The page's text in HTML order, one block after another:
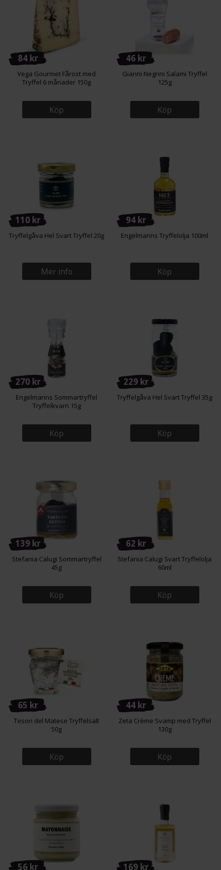
84 kr
Vega Gourmet Fårost med
Tryffel 6 månader 150g
Köp
46 kr
Gianni Negrini Salami Tryffel
125g
Köp
110 kr
Tryffelgåva Hel Svart Tryffel 20g
Mer info
94 kr
Engelmanns Tryffelolja 100ml
Köp
270 kr
Engelmanns Sommartryffel
Tryffelkvarn 15g
Köp
229 kr
Tryffelgåva Hel Svart Tryffel 35g
Köp
139 kr
Stefania Calugi Sommartryffel
45g
Köp
62 kr
Stefania Calugi Svart Tryffelolja
60ml
Köp
65 kr
Tesori del Matese Tryffelsalt
50g
Köp
44 kr
Zeta Crème Svamp med Tryffel
130g
Köp
56 kr 169 kr